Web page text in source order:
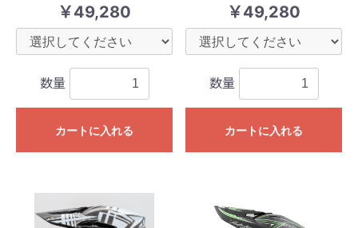
￥49,280
数量
カートに入れる
￥49,280
数量
カートに入れる